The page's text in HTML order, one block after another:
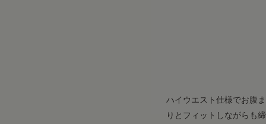
ハイウエスト仕様でお腹
りとフィットしながらも